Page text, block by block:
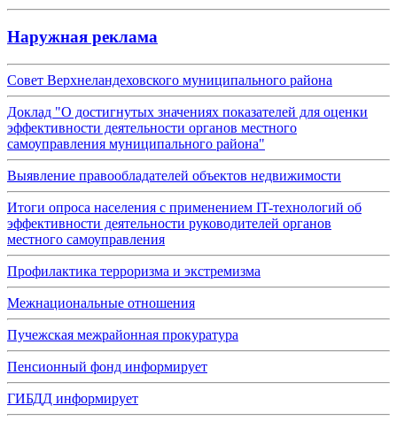
Наружная реклама
Совет Верхнеландеховского муниципального района
Доклад "О достигнутых значениях показателей для оценки
эффективности деятельности органов местного
самоуправления муниципального района"
Выявление правообладателей объектов недвижимости
Итоги опроса населения с применением IT-технологий об
эффективности деятельности руководителей органов
местного самоуправления
Профилактика терроризма и экстремизма
Межнациональные отношения
Пучежская межрайонная прокуратура
Пенсионный фонд информирует
ГИБДД информирует